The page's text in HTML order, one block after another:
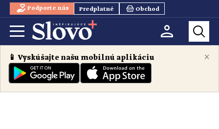
Podporte nás Predplatné Obchod
×
📱 Vyskúšajte našu mobilnú aplikáciu